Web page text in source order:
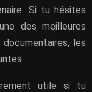
Si tu hésites
des meilleures
les
utile si tu